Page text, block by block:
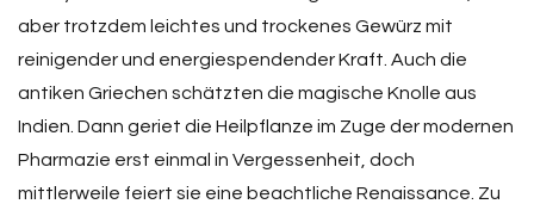
aber trotzdem leichtes und trockenes Gewürz mit
reinigender und energiespendender Kraft. Auch die
antiken Griechen schätzten die magische Knolle aus
Indien. Dann geriet die Heilpflanze im Zuge der modernen
Pharmazie erst einmal in Vergessenheit, doch
mittlerweile feiert sie eine beachtliche Renaissance. Zu